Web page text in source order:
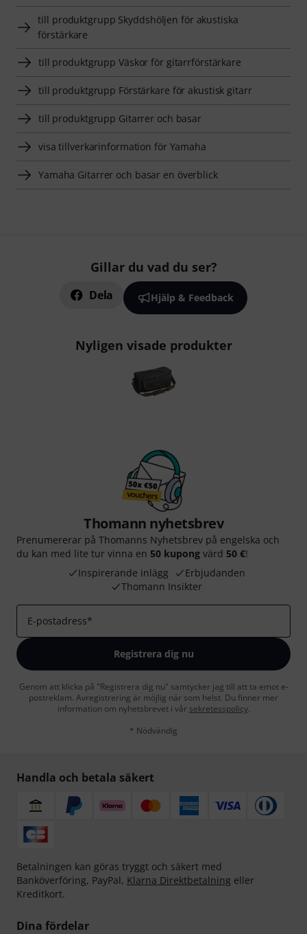
till produktgrupp Skyddshöljen för akustiska
förstärkare
till produktgrupp Väskor för gitarrförstärkare
till produktgrupp Förstärkare för akustisk gitarr
till produktgrupp Gitarrer och basar
visa tillverkarinformation för Yamaha
Yamaha Gitarrer och basar en överblick
Gillar du vad du ser?
Dela Hjälp & Feedback
Nyligen visade produkter
Thomann nyhetsbrev
Prenumererar på Thomanns Nyhetsbrev på engelska och
du kan med lite tur vinna en 50 kupong värd 50 €!
Inspirerande inlägg
Erbjudanden
Thomann Insikter
E-postadress*
Registrera dig nu
Genom att klicka på "Registrera dig nu" samtycker jag till att ta emot e-
postreklam. Avregistrering är möjlig när som helst. Du finner mer
information om nyhetsbrevet i vår sekretesspolicy.
* Nödvändig
Handla och betala säkert
Betalningen kan göras tryggt och säkert med
Banköverföring, PayPal, Klarna Direktbetalning eller
Kreditkort.
Dina fördelar